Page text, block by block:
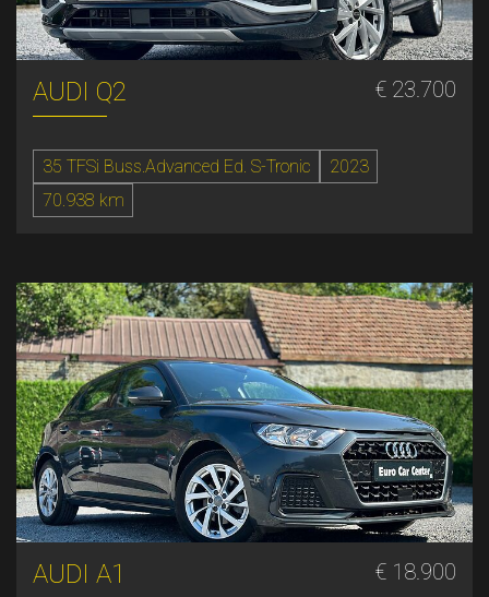
AUDI Q2 € 23.700
35 TFSi Buss.Advanced Ed. S-Tronic
2023
70.938 km
AUDI A1 € 18.900